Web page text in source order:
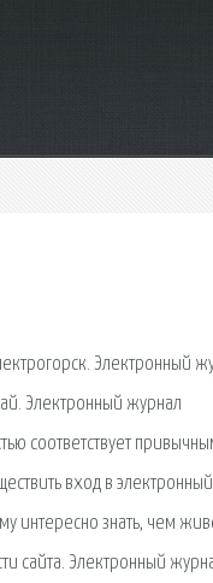
Электронный
Электронный журнал
соответствует
вход в
интересно знать, чем
сайта. Электронный